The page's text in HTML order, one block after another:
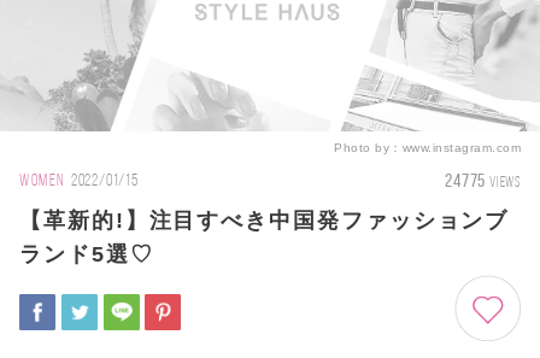
Photo by： www.instagram.com
WOMEN 2022/01/15 24775 VIEWS
【革新的!】注目すべき中国発ファッションブ
ランド5選♡